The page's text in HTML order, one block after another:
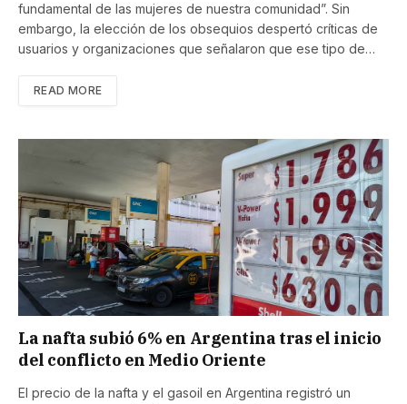
fundamental de las mujeres de nuestra comunidad”. Sin
embargo, la elección de los obsequios despertó críticas de
usuarios y organizaciones que señalaron que ese tipo de…
READ MORE
La nafta subió 6% en Argentina tras el inicio
del conflicto en Medio Oriente
El precio de la nafta y el gasoil en Argentina registró un